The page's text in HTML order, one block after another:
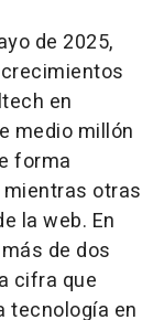
de 2025,
en
medio millón
forma
otras
la web. En
de dos
cifra que
tecnología en